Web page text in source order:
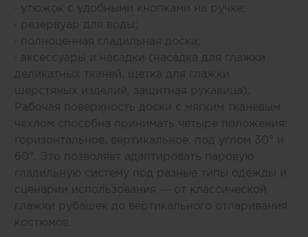
· утюжок с удобными кнопками на ручке;
· резервуар для воды;
· полноценная гладильная доска;
· аксессуары и насадки (насадка для глажки
деликатных тканей, щетка для глажки
шерстяных изделий, защитная рукавица).
Рабочая поверхность доски с мягким тканевым
чехлом способна принимать четыре положения:
горизонтальное, вертикальное, под углом 30° и
60°. Это позволяет адаптировать паровую
гладильную систему под разные типы одежды и
сценарии использования — от классической
глажки рубашек до вертикального отпаривания
костюмов.